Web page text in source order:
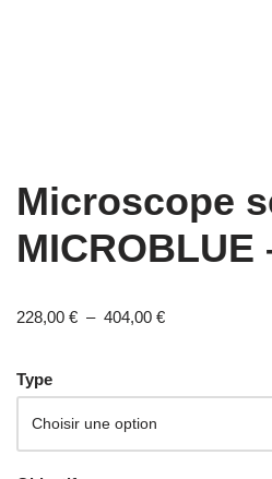
Microscope
MICROBLUE
228,00 € – 404,00 €
Type